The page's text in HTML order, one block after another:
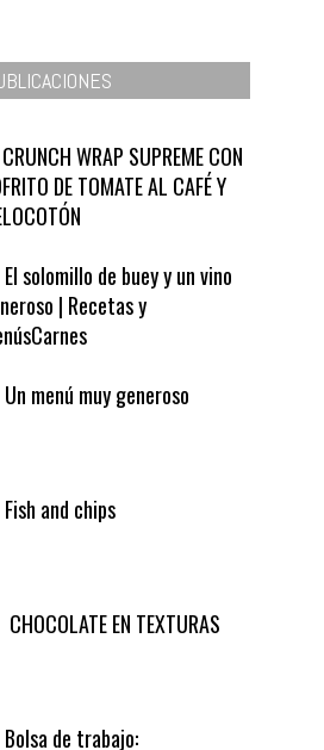
DE TOMATE AL CAFÉ Y
| Recetas y